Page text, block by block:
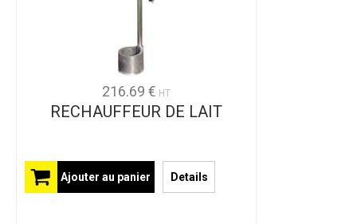
216.69 € HT
RECHAUFFEUR DE LAIT
Ajouter au panier Details